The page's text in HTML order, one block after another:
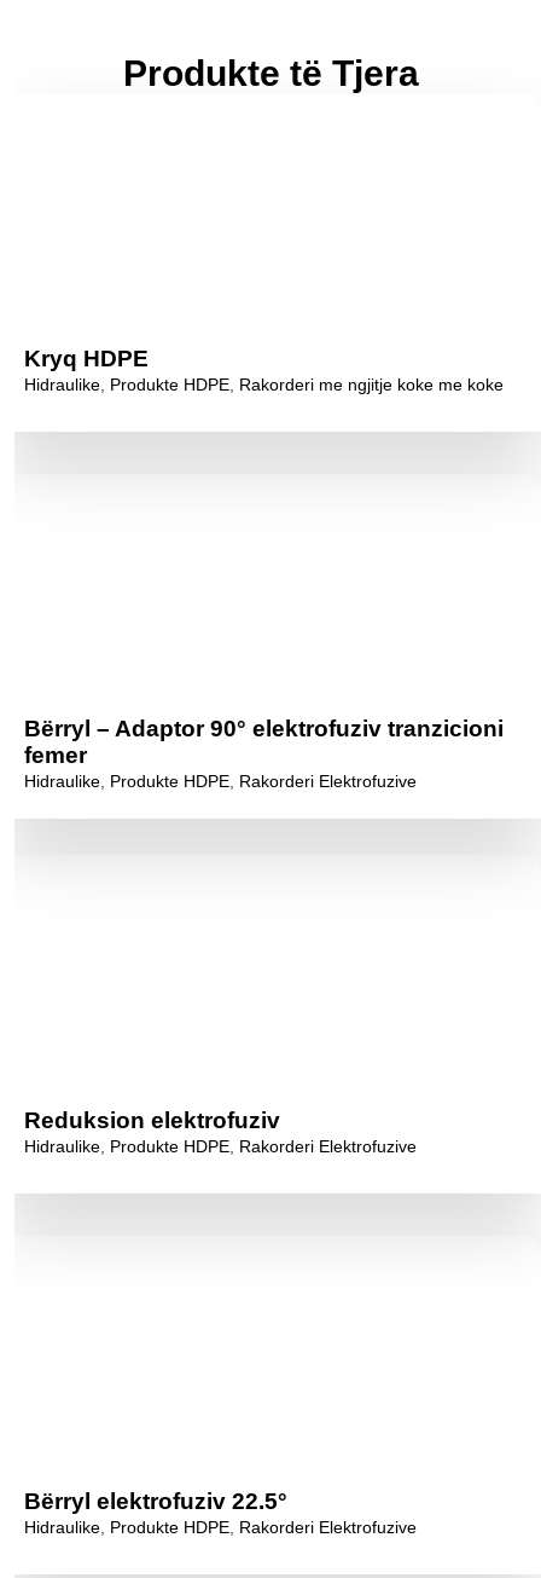
Produkte të Tjera
Kryq HDPE
Hidraulike Produkte HDPE Rakorderi me ngjitje koke me koke
Bërryl – Adaptor 90° elektrofuziv tranzicioni
femer
Hidraulike, Produkte HDPE, Rakorderi Elektrofuzive
Reduksion elektrofuziv
Hidraulike Produkte HDPE Rakorderi Elektrofuzive
Bërryl elektrofuziv 22.5°
Hidraulike Produkte HDPE Rakorderi Elektrofuzive